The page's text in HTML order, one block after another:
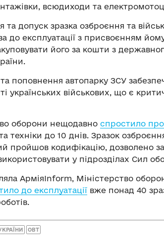
всюдиходи та
та допуск зразка озброєння та
до експлуатації з присвоєнням
його за кошти з
поповнення автопарку ЗСУ
українських військових, що є
оборони нещодавно спростило
техніки до 10 днів. Зразок
пройшов кодифікацію, дозволено
у підрозділах Сил
АрміяInform, Міністерство
до експлуатації вже понад 40
ОВТ